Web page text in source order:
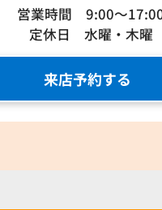
営業時間 9:00～
定休日 水曜・木曜
来店予約する